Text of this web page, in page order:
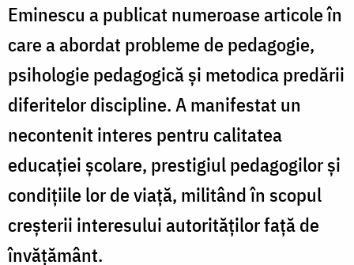
Eminescu a publicat numeroase articole în
care a abordat probleme de pedagogie,
psihologie pedagogică și metodica predării
diferitelor discipline. A manifestat un
necontenit interes pentru calitatea
educației școlare, prestigiul pedagogilor și
condițiile lor de viață, militând în scopul
creșterii interesului autorităților față de
învățământ.